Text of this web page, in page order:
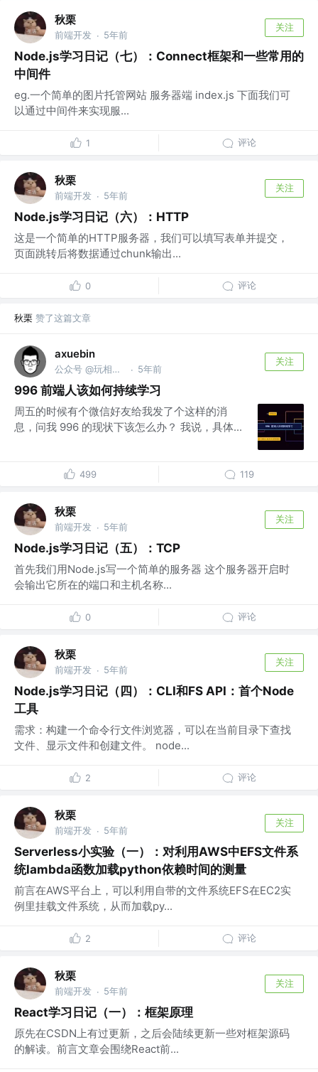
秋栗
前端开发 · 5年前
关注
Node.js学习日记（七）：Connect框架和一些常用的
中间件
eg.一个简单的图片托管网站 服务器端 index.js 下面我们可
以通过中间件来实现服...
1 评论
秋栗
前端开发 · 5年前
关注
Node.js学习日记（六）：HTTP
这是一个简单的HTTP服务器，我们可以填写表单并提交，
页面跳转后将数据通过chunk输出...
0 评论
秋栗 赞了这篇文章
axuebin
公众号 @玩相机的程序员 · 5年前
关注
996 前端人该如何持续学习
周五的时候有个微信好友给我发了个这样的消
息，问我 996 的现状下该怎么办？ 我说，具体...
499 119
秋栗
前端开发 · 5年前
关注
Node.js学习日记（五）：TCP
首先我们用Node.js写一个简单的服务器 这个服务器开启时
会输出它所在的端口和主机名称...
0 评论
秋栗
前端开发 · 5年前
关注
Node.js学习日记（四）：CLI和FS API：首个Node
工具
需求：构建一个命令行文件浏览器，可以在当前目录下查找
文件、显示文件和创建文件。 node...
2 评论
秋栗
前端开发 · 5年前
关注
Serverless小实验（一）：对利用AWS中EFS文件系
统lambda函数加载python依赖时间的测量
前言在AWS平台上，可以利用自带的文件系统EFS在EC2实
例里挂载文件系统，从而加载py...
2 评论
秋栗
前端开发 · 5年前
关注
React学习日记（一）：框架原理
原先在CSDN上有过更新，之后会陆续更新一些对框架源码
的解读。前言文章会围绕React前...